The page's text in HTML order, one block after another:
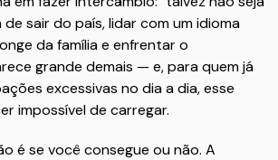
de sair do país, lidar com um idioma
da família e enfrentar o
grande demais — e, para quem já
excessivas no dia a dia, esse
impossível de carregar.
é se você consegue ou não. A